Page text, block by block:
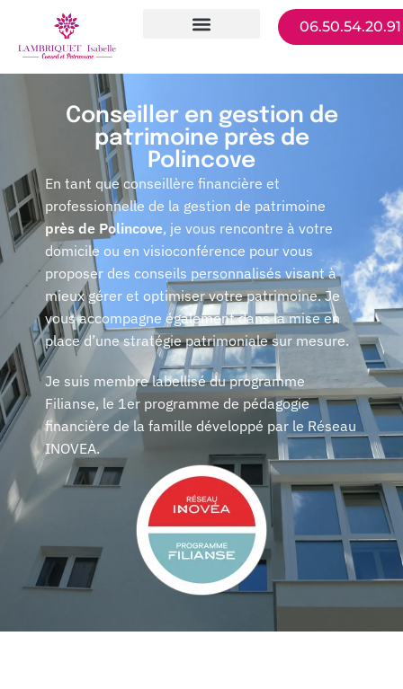
06.50.54.20.91
Conseiller en gestion de
patrimoine près de
Polincove
En tant que conseillère financière et
professionnelle de la gestion de patrimoine
près de Polincove, je vous rencontre à votre
domicile ou en visioconférence pour vous
proposer des conseils personnalisés visant à
mieux gérer et optimiser votre patrimoine. Je
vous accompagne également dans la mise en
place d’une stratégie patrimoniale sur mesure.
Je suis membre labellisé du programme
Filianse, le 1er programme de pédagogie
financière de la famille développé par le Réseau
INOVEA.